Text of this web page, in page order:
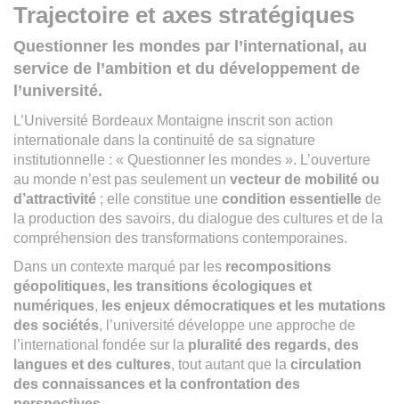
Trajectoire et axes stratégiques
Questionner les mondes par l’international, au
service de l’ambition et du développement de
l’université.
L’Université Bordeaux Montaigne inscrit son action
internationale dans la continuité de sa signature
institutionnelle : « Questionner les mondes ». L’ouverture
au monde n’est pas seulement un vecteur de mobilité ou
d’attractivité ; elle constitue une condition essentielle de
la production des savoirs, du dialogue des cultures et de la
compréhension des transformations contemporaines.
Dans un contexte marqué par les recompositions
géopolitiques, les transitions écologiques et
numériques, les enjeux démocratiques et les mutations
des sociétés, l’université développe une approche de
l’international fondée sur la pluralité des regards, des
langues et des cultures, tout autant que la circulation
des connaissances et la confrontation des